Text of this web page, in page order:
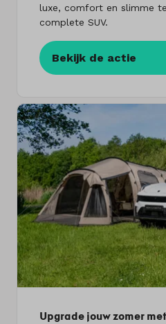
luxe, comfort en slimme
complete SUV.
Bekijk de actie
Upgrade jouw zomer